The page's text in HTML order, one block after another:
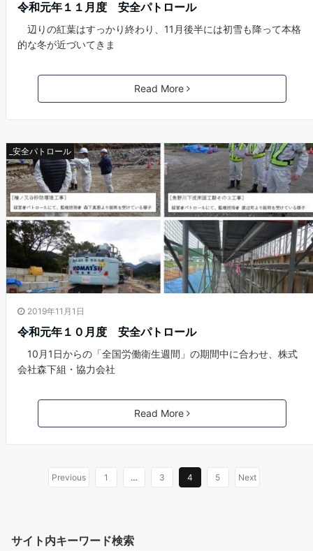
令和元年１１月度 安全パトロール
辺りの紅葉はすっかり終わり、11月後半には初雪も降って本格
的な冬が近づいてきま
Read More
_安全パトロール
2019年11月1日
令和元年１０月度 安全パトロール
10月1日からの「全国労働衛生週間」の期間中に合わせ、株式
会社森下組・協力会社
Read More
Previous 1 … 3 4 5 Next
サイト内キーワード検索